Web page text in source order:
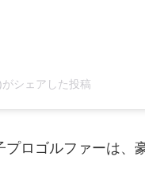
シェアした投稿
ロゴルファーは、